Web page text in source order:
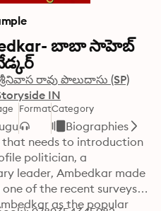
బాబా సాహెబ్
శ్రీనివాస రావు పొలుదాసు (SP)
IN
FormatCategory
Biographies
that needs to introduction
politician, a
leader, Ambedkar made
of the recent surveys,
as the popular